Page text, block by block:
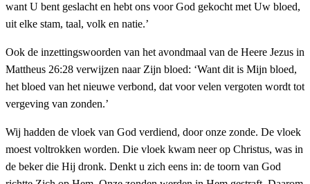
want U bent geslacht en hebt ons voor God gekocht met Uw bloed,
uit elke stam, taal, volk en natie.’
Ook de inzettingswoorden van het avondmaal van de Heere Jezus in
Mattheus 26:28 verwijzen naar Zijn bloed: ‘Want dit is Mijn bloed,
het bloed van het nieuwe verbond, dat voor velen vergoten wordt tot
vergeving van zonden.’
Wij hadden de vloek van God verdiend, door onze zonde. De vloek
moest voltrokken worden. Die vloek kwam neer op Christus, was in
de beker die Hij dronk. Denkt u zich eens in: de toorn van God